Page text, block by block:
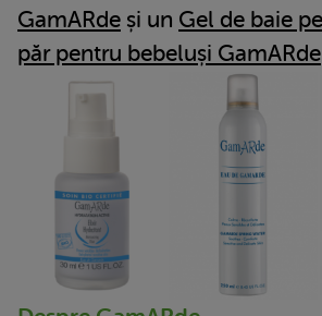
GamARde și un Gel de baie
păr pentru bebeluși GamARde